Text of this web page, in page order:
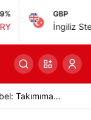
GBP
İngiliz Sterlini
Takımıma
Paylaş